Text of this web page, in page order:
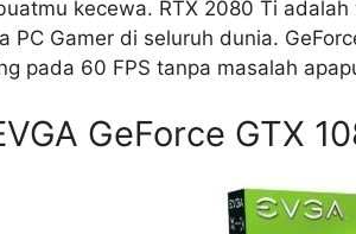
kecewa. RTX 2080 Ti
PC Gamer di seluruh dunia.
pada 60 FPS tanpa masalah
GeForce GTX